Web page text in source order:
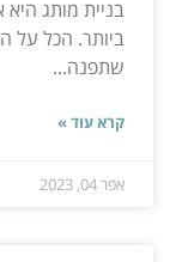
בניית מותג
ביותר. הכל על
שתפנה...
קרא עוד »
אפר 04, 2023